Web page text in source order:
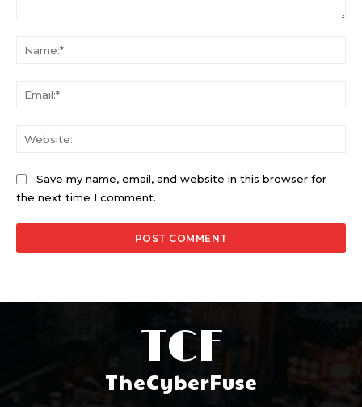
Save my name, email, and website in this browser for
the next time I comment.
TCF
TheCyberFuse